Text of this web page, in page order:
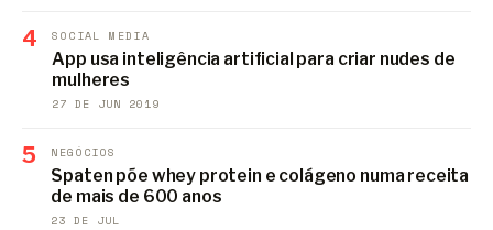
4 SOCIAL MEDIA
App usa inteligência artificial para criar nudes de
mulheres
27 DE JUN 2019
5 NEGÓCIOS
Spaten põe whey protein e colágeno numa receita
de mais de 600 anos
23 DE JUL